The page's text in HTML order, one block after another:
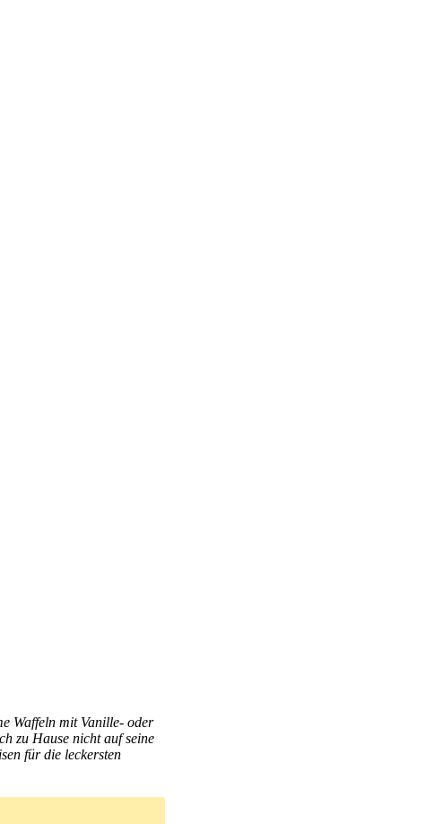
Waffeln mit Vanille- oder
zu Hause nicht auf seine
für die leckersten